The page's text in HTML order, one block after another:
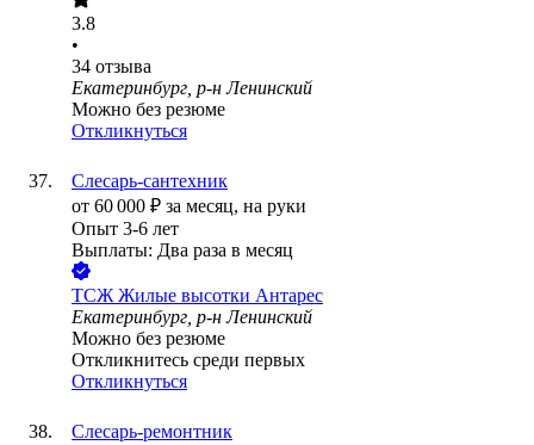
3.8
•
34 отзыва
Екатеринбург, р-н Ленинский
Можно без резюме
Откликнуться
Слесарь-сантехник
от 60 000 ₽ за месяц, на руки
Опыт 3-6 лет
Выплаты: Два раза в месяц
ТСЖ Жилые высотки Антарес
Екатеринбург, р-н Ленинский
Можно без резюме
Откликнитесь среди первых
Откликнуться
Слесарь-ремонтник